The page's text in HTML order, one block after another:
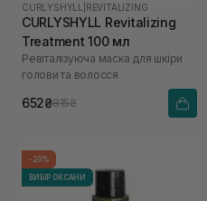
CURLYSHYLL REVITALIZING
CURLYSHYLL Revitalizing
Treatment 100 мл
Ревіталізуюча маска для шкіри
голови та волосся
652₴815₴
-20%
ВИБІР ОКСАНИ